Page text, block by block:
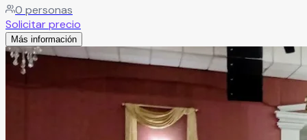
ubicación, áreas amplias, zona de fumar y
estacionamiento. Además, dispone de paquetes todo
incluido a un excelente costo.
0 personas
Solicitar precio
Más información